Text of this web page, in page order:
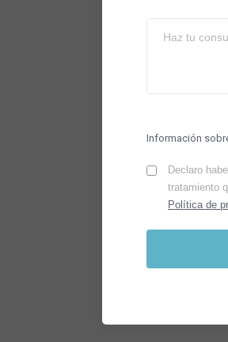
Información
Declaro
tratamiento
Política de